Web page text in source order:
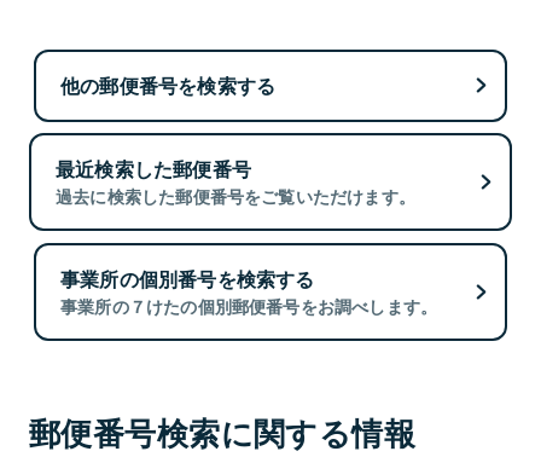
他の郵便番号を検索する
最近検索した郵便番号
過去に検索した郵便番号をご覧いただけます。
事業所の個別番号を検索する
事業所の７けたの個別郵便番号をお調べします。
郵便番号検索に関する情報